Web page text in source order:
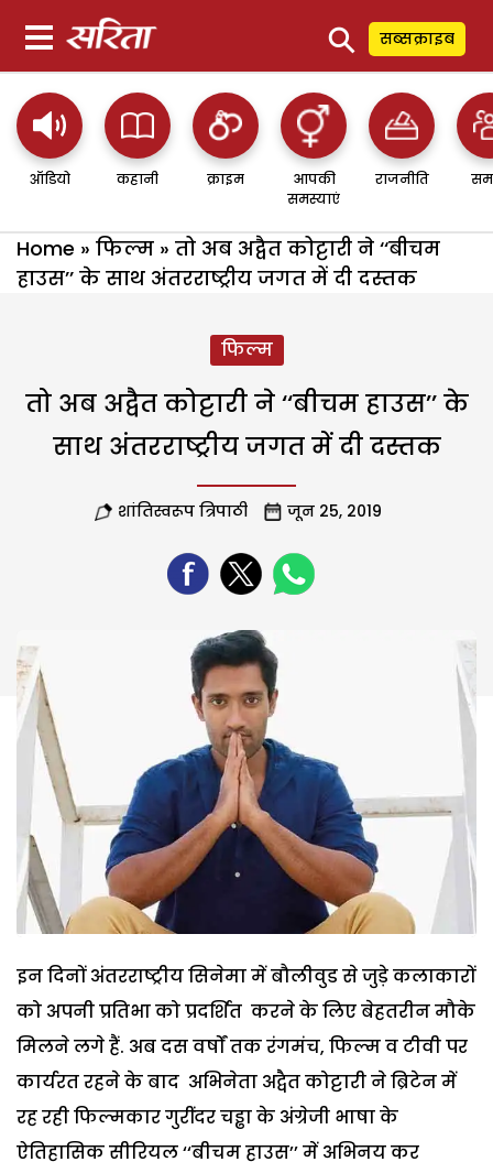
⚲ सब्सक्राइब
ऑडियो कहानी क्राइम
आपकी
समस्याएं
राजनीति
Home » फिल्म » तो अब अद्वैत कोट्टारी ने ‘‘बीचम
हाउस’’ के साथ अंतरराष्ट्रीय जगत में दी दस्तक
फिल्म
तो अब अद्वैत कोट्टारी ने ‘‘बीचम हाउस’’ के
साथ अंतरराष्ट्रीय जगत में दी दस्तक
शांतिस्वरूप त्रिपाठी जून 25, 2019
इन दिनों अंतरराष्ट्रीय सिनेमा में बौलीवुड से जुड़े कलाकारों
को अपनी प्रतिभा को प्रदर्शित करने के लिए बेहतरीन मौके
मिलने लगे हैं. अब दस वर्षों तक रंगमंच, फिल्म व टीवी पर
कार्यरत रहने के बाद अभिनेता अद्वैत कोट्टारी ने ब्रिटेन में
रह रही फिल्मकार गुरींदर चड्ढा के अंग्रेजी भाषा के
ऐतिहासिक सीरियल ‘‘बीचम हाउस’’ में अभिनय कर